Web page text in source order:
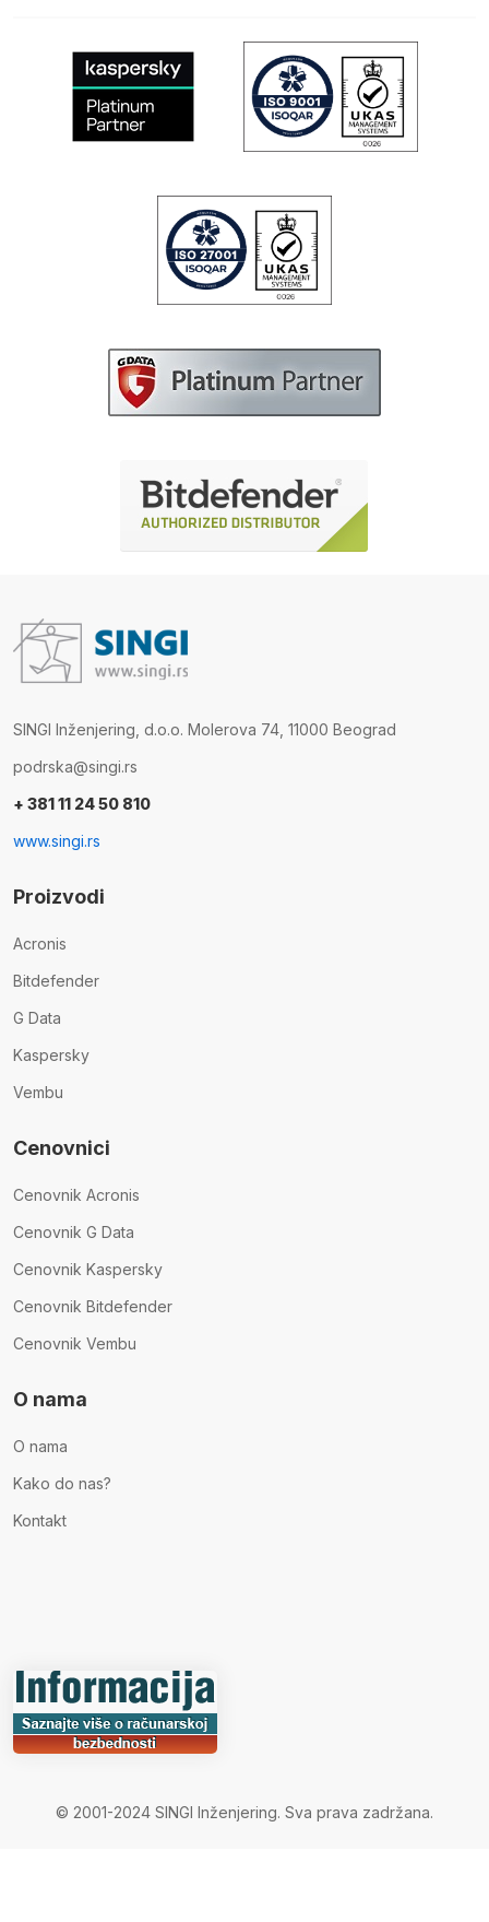
SINGI Inženjering, d.o.o. Molerova 74, 11000 Beograd
podrska@singi.rs
+ 381 11 24 50 810
www.singi.rs
Proizvodi
Acronis
Bitdefender
G Data
Kaspersky
Vembu
Cenovnici
Cenovnik Acronis
Cenovnik G Data
Cenovnik Kaspersky
Cenovnik Bitdefender
Cenovnik Vembu
O nama
O nama
Kako do nas?
Kontakt
© 2001-2024 SINGI Inženjering. Sva prava zadržana.